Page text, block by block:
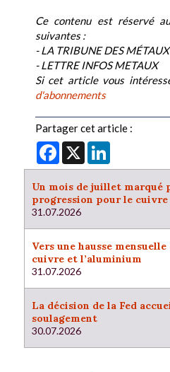
Ce contenu est réservé
suivantes :
- LA TRIBUNE DES MÉTAUX
- LETTRE INFOS METAUX
Si cet article vous
d'abonnements
Partager cet article :
Facebook
X
Un mois de juillet marqué
progression pour le cuivre
31.07.2026
Vers une hausse
cuivre et l’aluminium
31.07.2026
La décision de la Fed
soulagement
30.07.2026